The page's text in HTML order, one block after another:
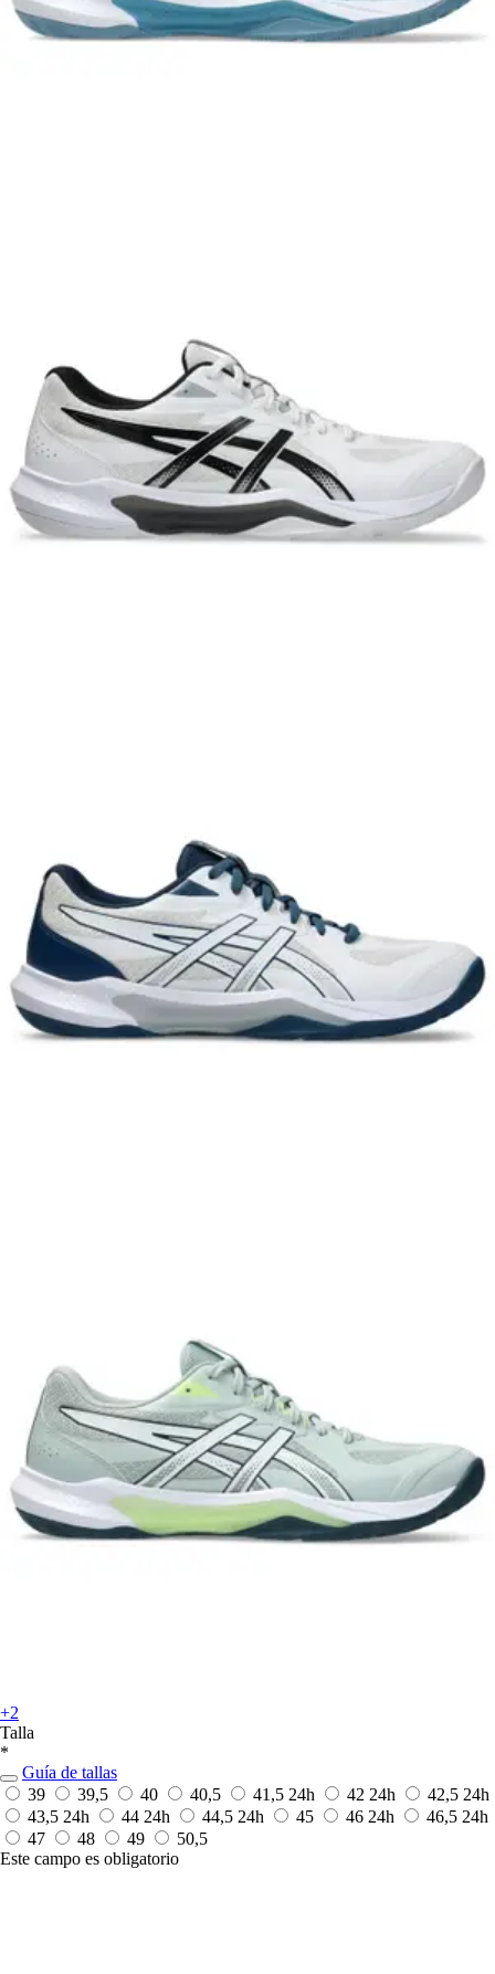
+2
Talla
*
Guía de tallas
39
39,5 40 40,5 41,5 24h 42 24h 42,5 24h
43,5 24h 44 24h 44,5 24h 45 46 24h 46,5 24h
47
48 49
50,5
Este campo es obligatorio